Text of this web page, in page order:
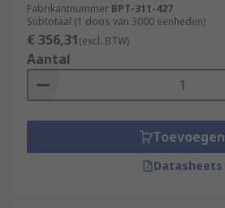
Fabrikantnummer BPT-311-427
Subtotaal (1 doos van 3000 eenheden)
€ 356,31(excl. BTW)
Aantal
Toevoegen
Datasheets